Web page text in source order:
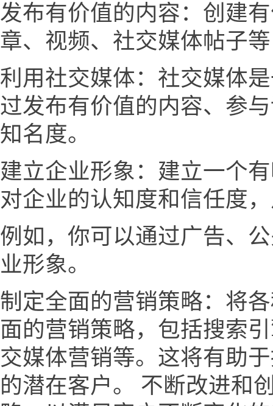
发布有价值的内容：创建
章、视频、社交媒体帖子
利用社交媒体：社交媒体
过发布有价值的内容、参
知名度。
建立企业形象：建立一个
对企业的认知度和信任度
例如，你可以通过广告、
业形象。
制定全面的营销策略：将
面的营销策略，包括搜索
交媒体营销等。这将有助
的潜在客户。 不断改进和